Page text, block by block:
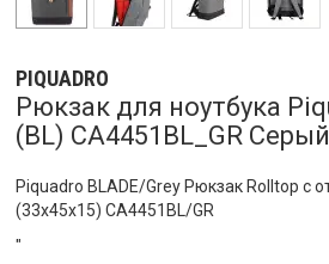
PIQUADRO
Рюкзак для ноутбука
(BL) CA4451BL_GR
Piquadro BLADE/Grey Рюкзак Rolltop с
(33x45x15) CA4451BL/GR
"